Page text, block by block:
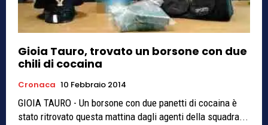
Gioia Tauro, trovato un borsone con due
chili di cocaina
Cronaca 10 Febbraio 2014
GIOIA TAURO - Un borsone con due panetti di cocaina è
stato ritrovato questa mattina dagli agenti della squadra...